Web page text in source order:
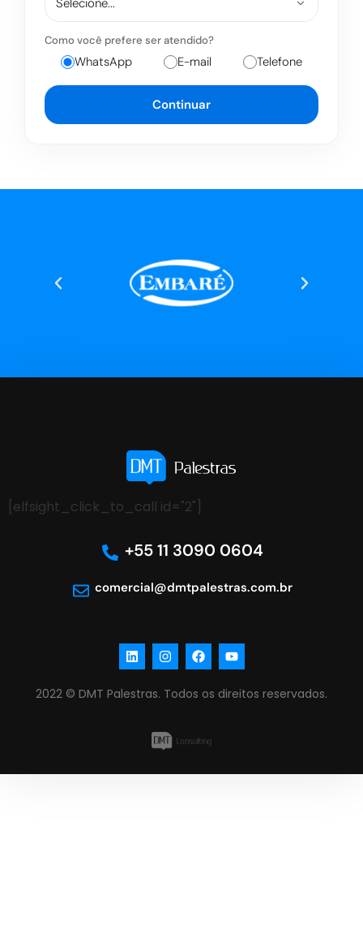
Como você prefere ser atendido?
WhatsApp E-mail Telefone
Continuar
[elfsight_click_to_call id="2"]
+55 11 3090 0604
comercial@dmtpalestras.com.br
2022 © DMT Palestras. Todos os direitos reservados.